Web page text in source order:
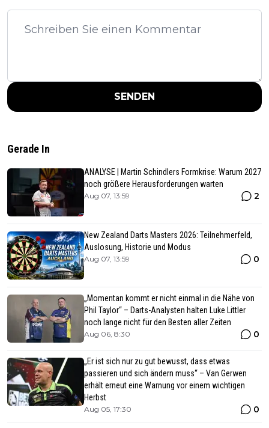
SENDEN
Gerade In
ANALYSE | Martin Schindlers Formkrise: Warum 2027
noch größere Herausforderungen warten
Aug 07, 13:59 2
New Zealand Darts Masters 2026: Teilnehmerfeld,
Auslosung, Historie und Modus
Aug 07, 13:59 0
„Momentan kommt er nicht einmal in die Nähe von
Phil Taylor“ – Darts-Analysten halten Luke Littler
noch lange nicht für den Besten aller Zeiten
Aug 06, 8:30 0
„Er ist sich nur zu gut bewusst, dass etwas
passieren und sich ändern muss“ – Van Gerwen
erhält erneut eine Warnung vor einem wichtigen
Herbst
Aug 05, 17:30 0